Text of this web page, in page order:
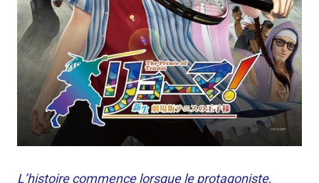
L’histoire commence lorsque le protagoniste,